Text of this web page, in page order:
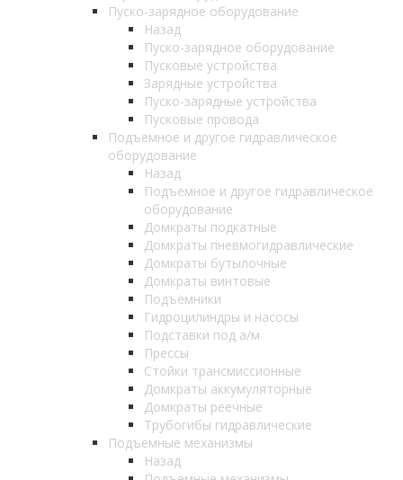
Пуско-зарядное оборудование
Назад
Пуско-зарядное оборудование
Пусковые устройства
Зарядные устройства
Пуско-зарядные устройства
Пусковые провода
Подъемное и другое гидравлическое
оборудование
Назад
Подъемное и другое гидравлическое
оборудование
Домкраты подкатные
Домкраты пневмогидравлические
Домкраты бутылочные
Домкраты винтовые
Подъемники
Гидроцилиндры и насосы
Подставки под а/м
Прессы
Стойки трансмиссионные
Домкраты аккумуляторные
Домкраты реечные
Трубогибы гидравлические
Подъемные механизмы
Назад